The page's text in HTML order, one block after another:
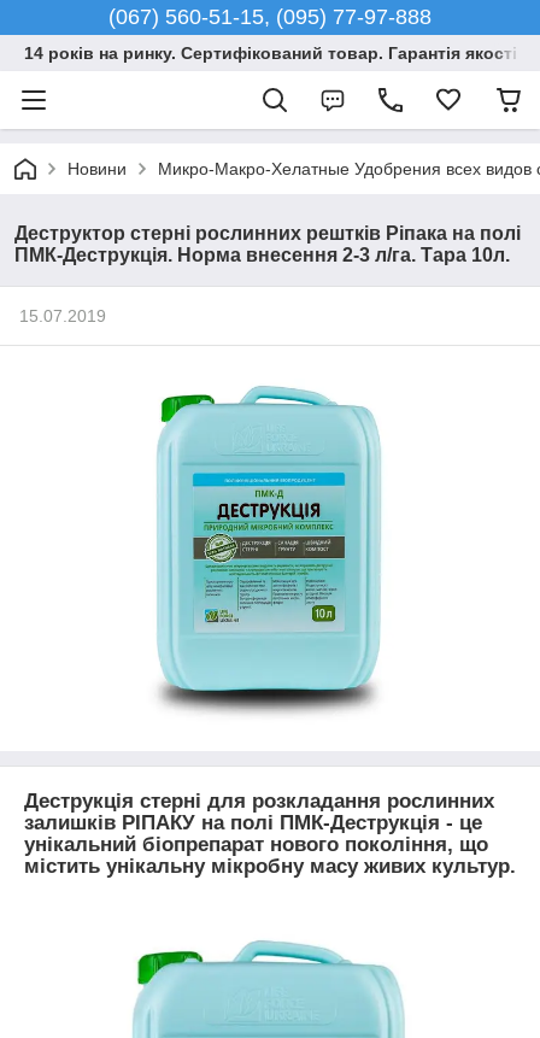
(067) 560-51-15, (095) 77-97-888
14 років на ринку. Сертифікований товар. Гарантія якості
Новини Микро-Макро-Хелатные Удобрения всех видов
Деструктор стерні рослинних рештків Ріпака на полі
ПМК-Деструкція. Норма внесення 2-3 л/га. Тара 10л.
15.07.2019
Деструкція стерні для розкладання рослинних
залишків РІПАКУ на полі ПМК-Деструкція - це
унікальний біопрепарат нового покоління, що
містить унікальну мікробну масу живих культур.